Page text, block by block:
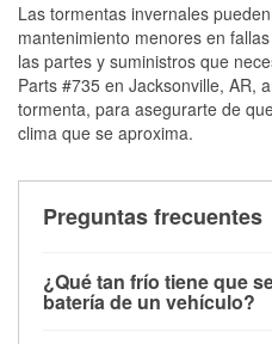
Las tormentas invernales
mantenimiento menores en
las partes y suministros que
Parts #735 en Jacksonville, AR,
tormenta, para asegurarte de
clima que se aproxima.
Preguntas frecuentes
¿Qué tan frío tiene que
batería de un vehículo?